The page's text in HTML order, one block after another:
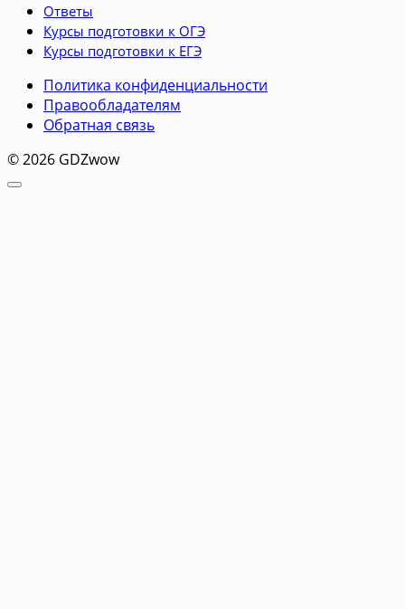
Ответы
Курсы подготовки к ОГЭ
Курсы подготовки к ЕГЭ
Политика конфиденциальности
Правообладателям
Обратная связь
© 2026 GDZwow